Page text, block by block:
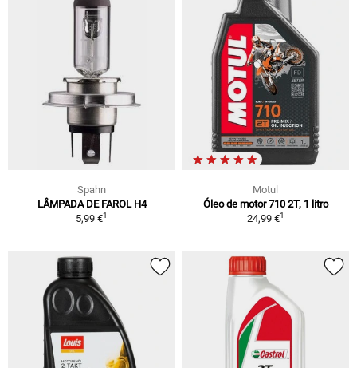
Spahn
LÂMPADA DE FAROL H4
5,99 €1
Motul
Óleo de motor 710 2T, 1 litro
24,99 €1